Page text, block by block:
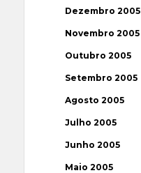
Dezembro 2005
Novembro 2005
Outubro 2005
Setembro 2005
Agosto 2005
Julho 2005
Junho 2005
Maio 2005